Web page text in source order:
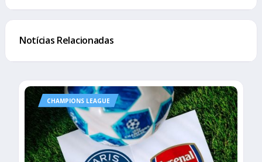
Notícias Relacionadas
CHAMPIONS LEAGUE